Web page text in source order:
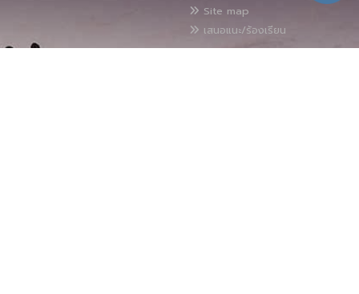
Site map
เสนอแนะ/ร้องเรียน